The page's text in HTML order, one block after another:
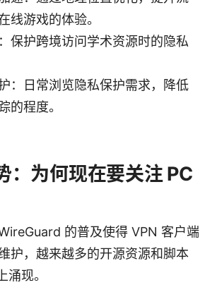
线游戏的体验。
保护跨境访问学术资源时的隐私
：日常浏览隐私保护需求，降低
的程度。
：为何现在要关注 PC
的普及使得 VPN 客户端
护，越来越多的开源资源和脚本
现。